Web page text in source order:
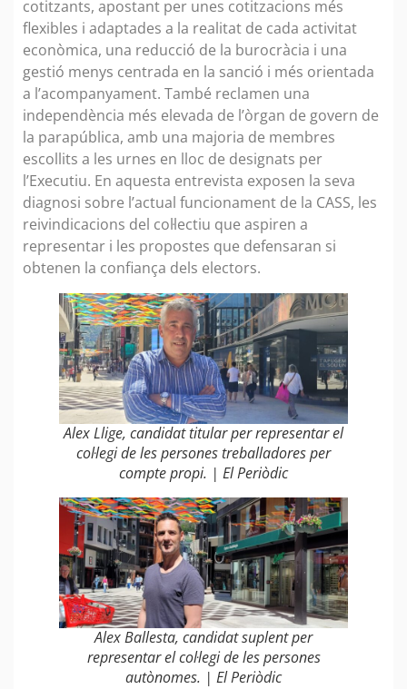
cotitzants, apostant per unes cotitzacions més
flexibles i adaptades a la realitat de cada activitat
econòmica, una reducció de la burocràcia i una
gestió menys centrada en la sanció i més orientada
a l’acompanyament. També reclamen una
independència més elevada de l’òrgan de govern de
la parapública, amb una majoria de membres
escollits a les urnes en lloc de designats per
l’Executiu. En aquesta entrevista exposen la seva
diagnosi sobre l’actual funcionament de la CASS, les
reivindicacions del col·lectiu que aspiren a
representar i les propostes que defensaran si
obtenen la confiança dels electors.
Alex Llige, candidat titular per representar el
col·legi de les persones treballadores per
compte propi. | El Periòdic
Alex Ballesta, candidat suplent per
representar el col·legi de les persones
autònomes. | El Periòdic